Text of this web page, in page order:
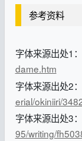
参考资料
字体来源出处1：
dame.htm
字体来源出处2：
erial/okiniiri/
字体来源出处3：
95/writing/